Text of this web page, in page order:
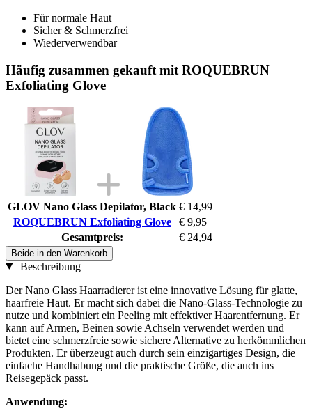
Für normale Haut
Sicher & Schmerzfrei
Wiederverwendbar
Häufig zusammen gekauft mit ROQUEBRUN
Exfoliating Glove
GLOV Nano Glass Depilator, Black € 14,99
ROQUEBRUN Exfoliating Glove
€ 9,95
Gesamtpreis:
€ 24,94
Beide in den Warenkorb
Beschreibung
Der Nano Glass Haarradierer ist eine innovative Lösung für glatte,
haarfreie Haut. Er macht sich dabei die Nano-Glass-Technologie zu
nutze und kombiniert ein Peeling mit effektiver Haarentfernung. Er
kann auf Armen, Beinen sowie Achseln verwendet werden und
bietet eine schmerzfreie sowie sichere Alternative zu herkömmlichen
Produkten. Er überzeugt auch durch sein einzigartiges Design, die
einfache Handhabung und die praktische Größe, die auch ins
Reisegepäck passt.
Anwendung: